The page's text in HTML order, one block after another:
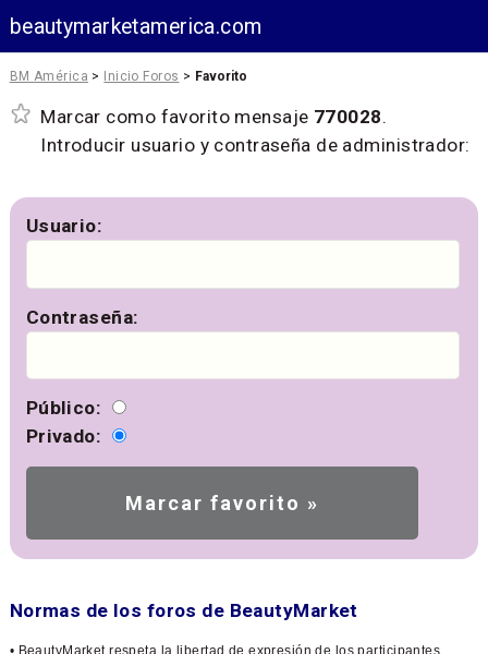
beautymarketamerica.com
BM América > Inicio Foros > Favorito
Marcar como favorito mensaje 770028.
Introducir usuario y contraseña de administrador:
Usuario:
Contraseña:
Público:
Privado:
Normas de los foros de BeautyMarket
• BeautyMarket respeta la libertad de expresión de los participantes.